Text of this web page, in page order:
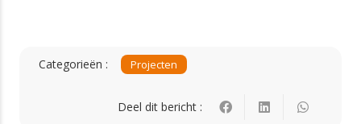
Categorieën : Projecten
Deel dit bericht :